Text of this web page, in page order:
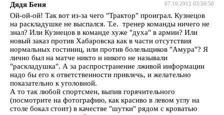
07.10.2012 03:50:50
Дядя Беня
Ой-ой-ой! Так вот из-за чего "Трактор" проиграл. Кузнецов
на раскладушке не выспался. Т.е. тренер команды ничего не
знал? Или Кузнецов в команде хуже "духа" в армии? Или
новый заказ против Хабаровска как в части отсутствия
нормальных гостиниц, или против болельщиков "Амура"? Я
лично был на матче никто и никого не называли
"раскладушка". А за распространение лживой информации
надо бы его к ответственности привлечь, и желательно
показательно к уголовной.
А то так любой спортсмен, выпив горячительного
(посмотрите на фотографию, как красиво в левом углу на
столе бокал стоит) в качестве "шутки" рядом с кроватью